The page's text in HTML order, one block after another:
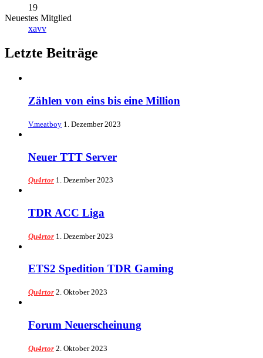
19
Neuestes Mitglied
xavv
Letzte Beiträge
Zählen von eins bis eine Million
V.meatboy 1. Dezember 2023
Neuer TTT Server
Qu4rtor 1. Dezember 2023
TDR ACC Liga
Qu4rtor 1. Dezember 2023
ETS2 Spedition TDR Gaming
Qu4rtor 2. Oktober 2023
Forum Neuerscheinung
Qu4rtor 2. Oktober 2023